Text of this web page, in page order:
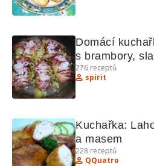
Domácí
s brambory,
lahůdkami
276 receptů
spirit
Kuchařka:
a masem
228 receptů
QQuatro